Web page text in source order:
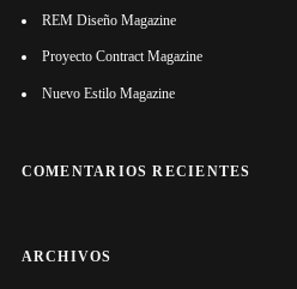
REM Diseño Magazine
Proyecto Contract Magazine
Nuevo Estilo Magazine
COMENTARIOS RECIENTES
ARCHIVOS